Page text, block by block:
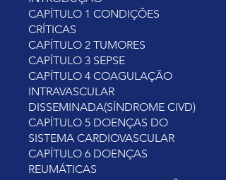
CAPÍTULO 1 CONDIÇÕES
CRÍTICAS
CAPÍTULO 2 TUMORES
CAPÍTULO 3 SEPSE
CAPÍTULO 4 COAGULAÇÃO
INTRAVASCULAR
DISSEMINADA(SÍNDROME CIVD)
CAPÍTULO 5 DOENÇAS DO
SISTEMA CARDIOVASCULAR
CAPÍTULO 6 DOENÇAS
REUMÁTICAS